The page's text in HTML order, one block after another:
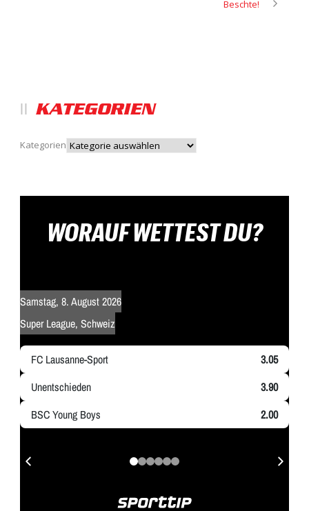
Beschte!
KATEGORIEN
Kategorien